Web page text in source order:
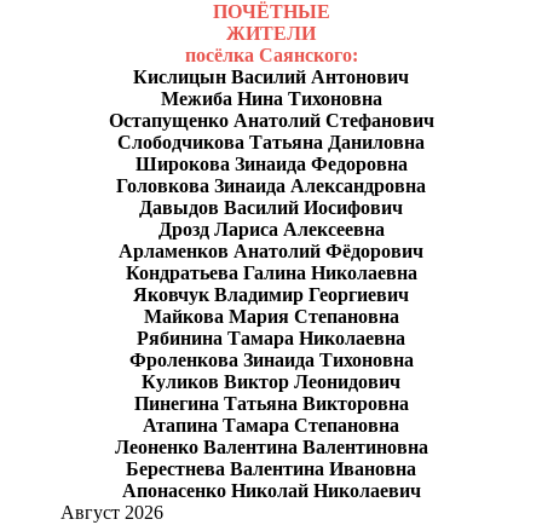
ПОЧЁТНЫЕ
ЖИТЕЛИ
посёлка Саянского:
Кислицын Василий Антонович
Межиба Нина Тихоновна
Остапущенко Анатолий Стефанович
Слободчикова Татьяна Даниловна
Широкова Зинаида Федоровна
Головкова Зинаида Александровна
Давыдов Василий Иосифович
Дрозд Лариса Алексеевна
Арламенков Анатолий Фёдорович
Кондратьева Галина Николаевна
Яковчук Владимир Георгиевич
Майкова Мария Степановна
Рябинина Тамара Николаевна
Фроленкова Зинаида Тихоновна
Куликов Виктор Леонидович
Пинегина Татьяна Викторовна
Атапина Тамара Степановна
Леоненко Валентина Валентиновна
Берестнева Валентина Ивановна
Апонасенко Николай Николаевич
Август 2026